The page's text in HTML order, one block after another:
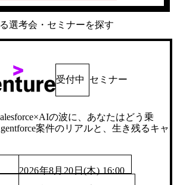
選考会・セミナーを探す
受付中 セミナー
の波に、あなたはどう乗
案件のリアルと、生き残るキャ
2026年8月20日(木) 16:00